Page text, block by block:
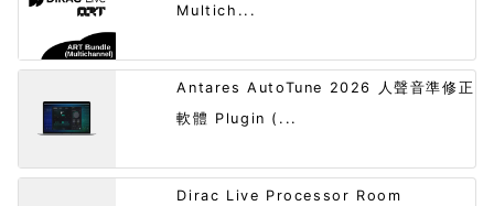
Multich...
Antares AutoTune 2026 人聲音準修正
軟體 Plugin (...
Dirac Live Processor Room